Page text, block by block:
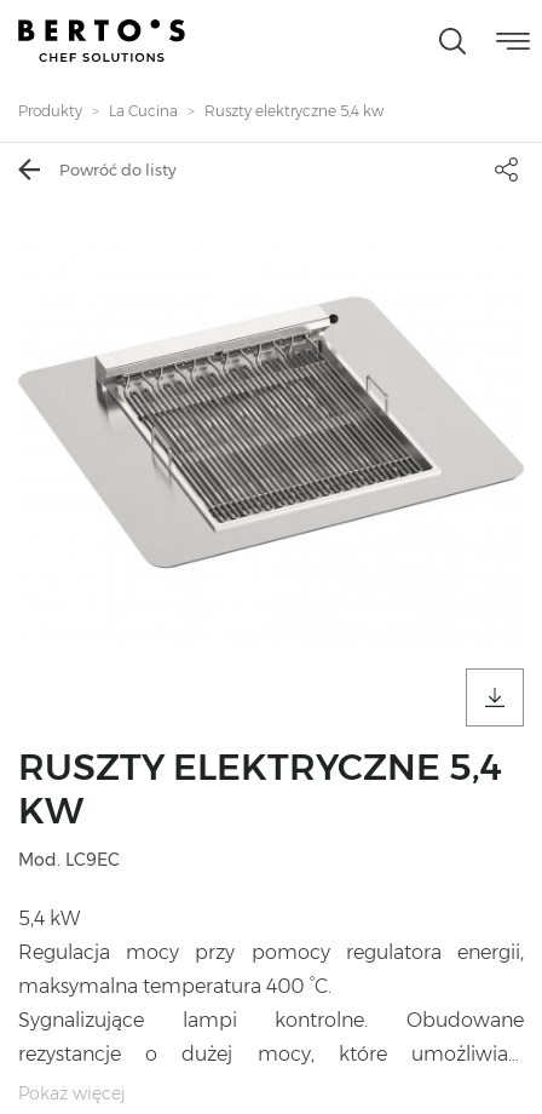
Produkty La Cucina Ruszty elektryczne 5,4 kw
Powróć do listy
RUSZTY ELEKTRYCZNE 5,4
KW
Mod. LC9EC
5,4 kW
Regulacja mocy przy pomocy regulatora energii,
maksymalna temperatura 400 °C.
Sygnalizujące lampi kontrolne. Obudowane
rezystancje o dużej mocy, które umożliwiają
gotowanie potraw przez kontakt bezpośredni.
Pokaż więcej